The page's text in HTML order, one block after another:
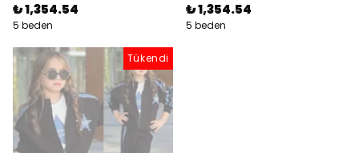
₺ 1,354.54
5 beden
₺ 1,354.54
5 beden
Tükendi